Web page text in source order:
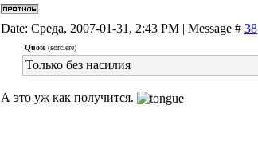
Date: Среда, 2007-01-31, 2:43 PM | Message # 38
Quote(sorciere)
Только без насилия
А это уж как получится.